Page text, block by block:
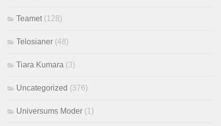
Teamet (128)
Telosianer (48)
Tiara Kumara (3)
Uncategorized (376)
Universums Moder (1)